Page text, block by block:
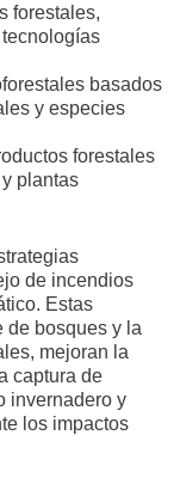
forestales,
basados
y especies
forestales
plantas
de incendios
Estas
de bosques y la
mejoran la
captura de
invernadero y
los impactos